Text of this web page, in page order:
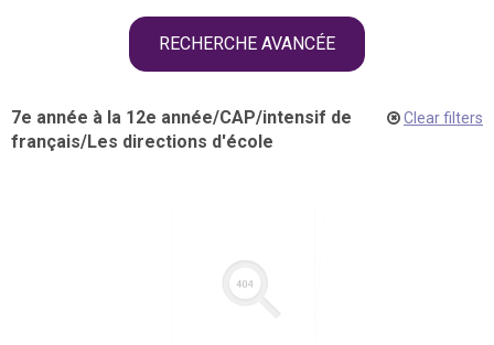
RECHERCHE AVANCÉE
7e année à la 12e année/CAP/intensif de
français/Les directions d'école
Clear filters